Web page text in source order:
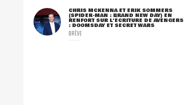
CHRIS MCKENNA ET ERIK SOMMERS
(SPIDER-MAN : BRAND NEW DAY) EN
RENFORT SUR L'ÉCRITURE DE AVENGERS
: DOOMSDAY ET SECRET WARS
BRÈVE